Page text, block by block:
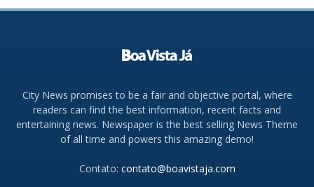
City News promises to be a fair and objective portal, where
readers can find the best information, recent facts and
entertaining news. Newspaper is the best selling News Theme
of all time and powers this amazing demo!
Contato: contato@boavistaja.com